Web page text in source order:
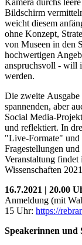
Kamera durchs
Bildschirm
weicht diesem
ohne Konzept,
von Museen in den
hochwertigen
anspruchsvoll - will
werden.
Die zweite
spannenden, aber
Social Media-
und reflektiert. In
"Live-Formate" und
Fragestellungen
Veranstaltung
Wissenschaften
16.7.2021 | 20.00
Anmeldung (mit
15 Uhr: https://
Speakerinnen und